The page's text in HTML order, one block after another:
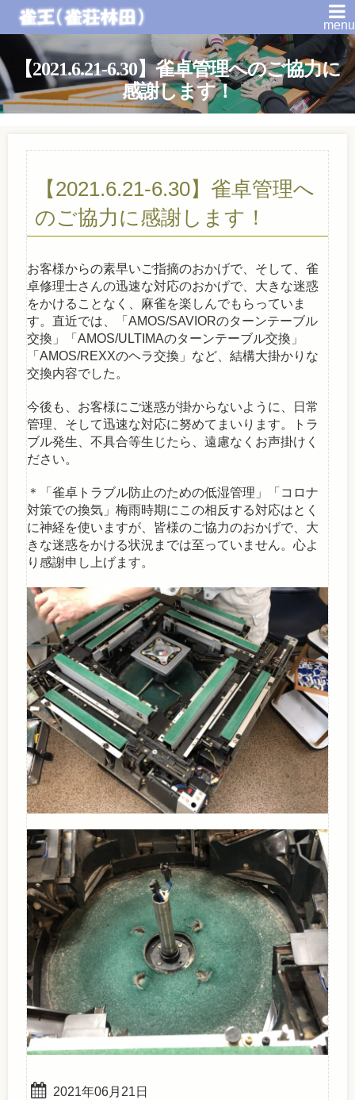
menu
【2021.6.21-6.30】雀卓管理へのご協力に
感謝します！
【2021.6.21-6.30】雀卓管理へ
のご協力に感謝します！
お客様からの素早いご指摘のおかげで、そして、雀
卓修理士さんの迅速な対応のおかげで、大きな迷惑
をかけることなく、麻雀を楽しんでもらっていま
す。直近では、「AMOS/SAVIORのターンテーブル
交換」「AMOS/ULTIMAのターンテーブル交換」
「AMOS/REXXのヘラ交換」など、結構大掛かりな
交換内容でした。
今後も、お客様にご迷惑が掛からないように、日常
管理、そして迅速な対応に努めてまいります。トラ
ブル発生、不具合等生じたら、遠慮なくお声掛けく
ださい。
＊「雀卓トラブル防止のための低湿管理」「コロナ
対策での換気」梅雨時期にこの相反する対応はとく
に神経を使いますが、皆様のご協力のおかげで、大
きな迷惑をかける状況までは至っていません。心よ
り感謝申し上げます。
2021年06月21日